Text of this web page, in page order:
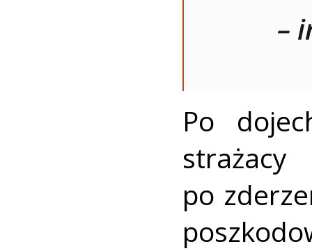
–
Po
po